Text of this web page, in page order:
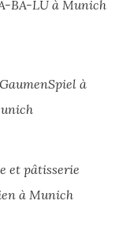
BA-LU à Munich
à
et pâtisserie
à Munich